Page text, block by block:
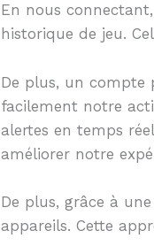
En nous
historique de jeu.
De plus, un compte
facilement notre
alertes en temps
améliorer notre
De plus, grâce à
appareils. Cette